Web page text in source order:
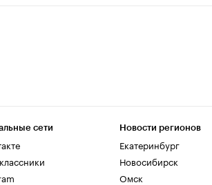
сети Новости регионов
Екатеринбург
Новосибирск
Омск